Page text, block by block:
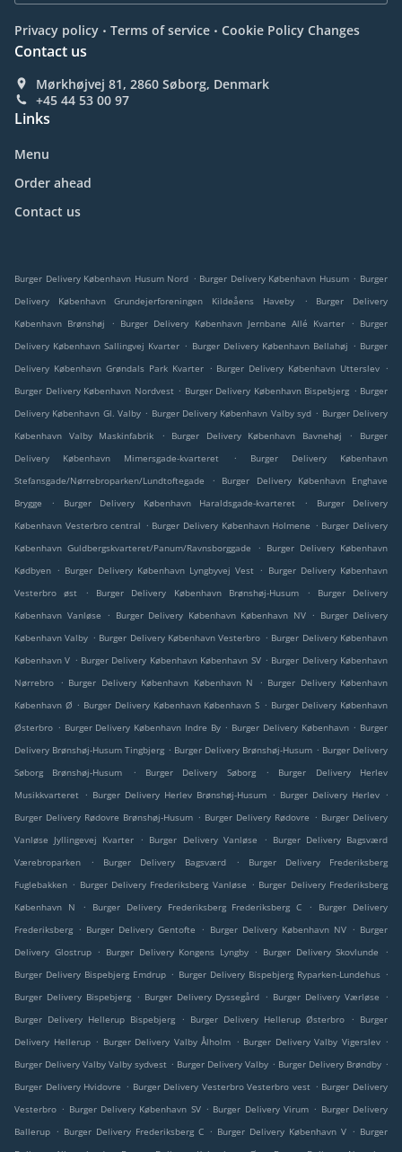
Privacy policy . Terms of service . Cookie Policy Changes
Contact us
Mørkhøjvej 81, 2860 Søborg, Denmark
+45 44 53 00 97
Links
Menu
Order ahead
Contact us
Burger Delivery København Husum Nord . Burger Delivery København Husum . Burger
Delivery København Grundejerforeningen Kildeåens Haveby
.
Burger Delivery
København Brønshøj
. Burger Delivery København Jernbane Allé Kvarter . Burger
Delivery København Sallingvej Kvarter . Burger Delivery København Bellahøj . Burger
Delivery København Grøndals Park Kvarter . Burger Delivery København Utterslev .
Burger Delivery København Nordvest . Burger Delivery København Bispebjerg . Burger
Delivery København Gl. Valby . Burger Delivery København Valby syd . Burger Delivery
København Valby Maskinfabrik
. Burger Delivery København Bavnehøj .
Burger
Delivery København Mimersgade-kvarteret
.
Burger Delivery København
Stefansgade/Nørrebroparken/Lundtoftegade
.
Burger Delivery København Enghave
Brygge
. Burger Delivery København Haraldsgade-kvarteret .
Burger Delivery
København Vesterbro central . Burger Delivery København Holmene . Burger Delivery
København Guldbergskvarteret/Panum/Ravnsborggade
. Burger Delivery København
Kødbyen . Burger Delivery København Lyngbyvej Vest . Burger Delivery København
Vesterbro øst
. Burger Delivery København Brønshøj-Husum .
Burger Delivery
København Vanløse
. Burger Delivery København København NV . Burger Delivery
København Valby . Burger Delivery København Vesterbro . Burger Delivery København
København V . Burger Delivery København København SV . Burger Delivery København
Nørrebro
. Burger Delivery København København N . Burger Delivery København
København Ø . Burger Delivery København København S . Burger Delivery København
Østerbro . Burger Delivery København Indre By . Burger Delivery København . Burger
Delivery Brønshøj-Husum Tingbjerg . Burger Delivery Brønshøj-Husum . Burger Delivery
Søborg Brønshøj-Husum
. Burger Delivery Søborg .
Burger Delivery Herlev
Musikkvarteret . Burger Delivery Herlev Brønshøj-Husum . Burger Delivery Herlev .
Burger Delivery Rødovre Brønshøj-Husum . Burger Delivery Rødovre . Burger Delivery
Vanløse Jyllingevej Kvarter
. Burger Delivery Vanløse . Burger Delivery Bagsværd
Værebroparken
. Burger Delivery Bagsværd .
Burger Delivery Frederiksberg
Fuglebakken . Burger Delivery Frederiksberg Vanløse . Burger Delivery Frederiksberg
København N
. Burger Delivery Frederiksberg Frederiksberg C .
Burger Delivery
Frederiksberg . Burger Delivery Gentofte . Burger Delivery København NV . Burger
Delivery Glostrup . Burger Delivery Kongens Lyngby . Burger Delivery Skovlunde
.
Burger Delivery Bispebjerg Emdrup . Burger Delivery Bispebjerg Ryparken-Lundehus .
Burger Delivery Bispebjerg . Burger Delivery Dyssegård . Burger Delivery Værløse
.
Burger Delivery Hellerup Bispebjerg
. Burger Delivery Hellerup Østerbro . Burger
Delivery Hellerup . Burger Delivery Valby Ålholm . Burger Delivery Valby Vigerslev .
Burger Delivery Valby Valby sydvest . Burger Delivery Valby . Burger Delivery Brøndby .
Burger Delivery Hvidovre . Burger Delivery Vesterbro Vesterbro vest . Burger Delivery
Vesterbro . Burger Delivery København SV . Burger Delivery Virum . Burger Delivery
Ballerup . Burger Delivery Frederiksberg C . Burger Delivery København V . Burger